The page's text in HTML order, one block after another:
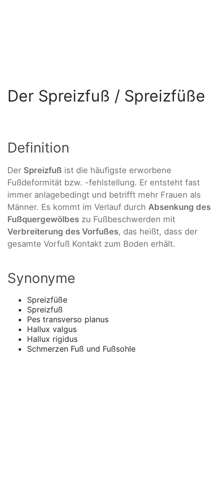
Der Spreizfuß / Spreizfüße
Definition
Der Spreizfuß ist die häufigste erworbene
Fußdeformität bzw. -fehlstellung. Er entsteht fast
immer anlagebedingt und betrifft mehr Frauen als
Männer. Es kommt im Verlauf durch Absenkung des
Fußquergewölbes zu Fußbeschwerden mit
Verbreiterung des Vorfußes, das heißt, dass der
gesamte Vorfuß Kontakt zum Boden erhält.
Synonyme
Spreizfüße
Spreizfuß
Pes transverso planus
Hallux valgus
Hallux rigidus
Schmerzen Fuß und Fußsohle